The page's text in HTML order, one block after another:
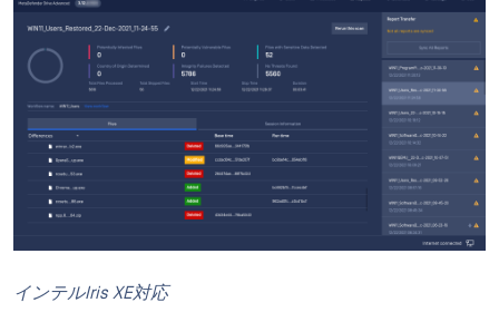
インテルIris XE対応